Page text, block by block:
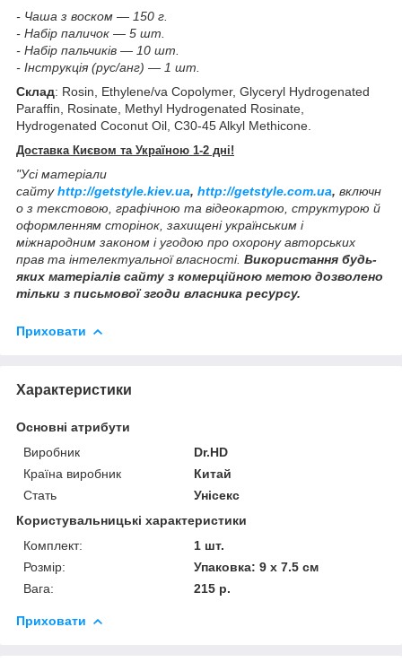
- Чаша з воском — 150 г.
- Набір паличок — 5 шт.
- Набір пальчиків — 10 шт.
- Інструкція (рус/анг) — 1 шт.
Склад: Rosin, Ethylene/va Copolymer, Glyceryl Hydrogenated
Paraffin, Rosinate, Methyl Hydrogenated Rosinate,
Hydrogenated Coconut Oil, C30-45 Alkyl Methicone.
Доставка Києвом та Україною 1-2 дні!
"Усі матеріали
сайтуhttp://getstyle.kiev.ua, http://getstyle.com.ua, включн
о з текстовою, графічною та відеокартою, структурою й
оформленням сторінок, захищені українським і
міжнародним законом і угодою про охорону авторських
прав та інтелектуальної власності. Використання будь-
яких матеріалів сайту з комерційною метою дозволено
тільки з письмової згоди власника ресурсу.
Приховати
Характеристики
Основні атрибути
Виробник
Dr.HD
Країна виробник
Китай
Стать
Унісекс
Користувальницькі характеристики
Комплект:
1 шт.
Розмір:
Упаковка: 9 х 7.5 см
Вага:
215 р.
Приховати